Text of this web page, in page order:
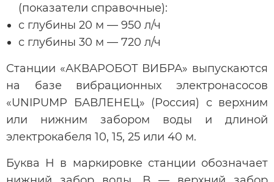
(показатели справочные):
с глубины 20 м — 950 л/ч
с глубины 30 м — 720 л/ч
Станции «АКВАРОБОТ ВИБРА» выпускаются
на базе вибрационных электронасосов
«UNIPUMP БАВЛЕНЕЦ» (Россия) с верхним
или нижним забором воды и длиной
электрокабеля 10, 15, 25 или 40 м.
Буква Н в маркировке станции обозначает